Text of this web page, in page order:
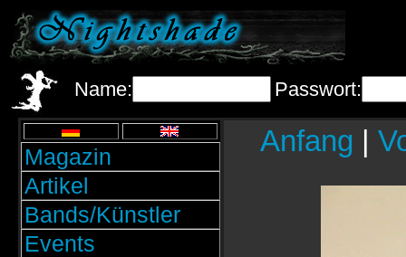
Name: Passwort:
Magazin
Artikel
Bands/Künstler
Events
Anfang |